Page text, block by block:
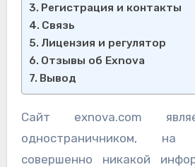
Регистрация и контакты
Связь
Лицензия и регулятор
Отзывы об Exnova
Вывод
Сайт exnova.com
одностраничником,
совершенно никакой